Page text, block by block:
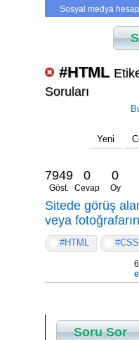
Sosyal medya
#HTML
Soruları
Yeni
7949
Göst.
0
Cevap
0
Oy
Sitede görüş
veya
#HTML #CSS
Soru Sor